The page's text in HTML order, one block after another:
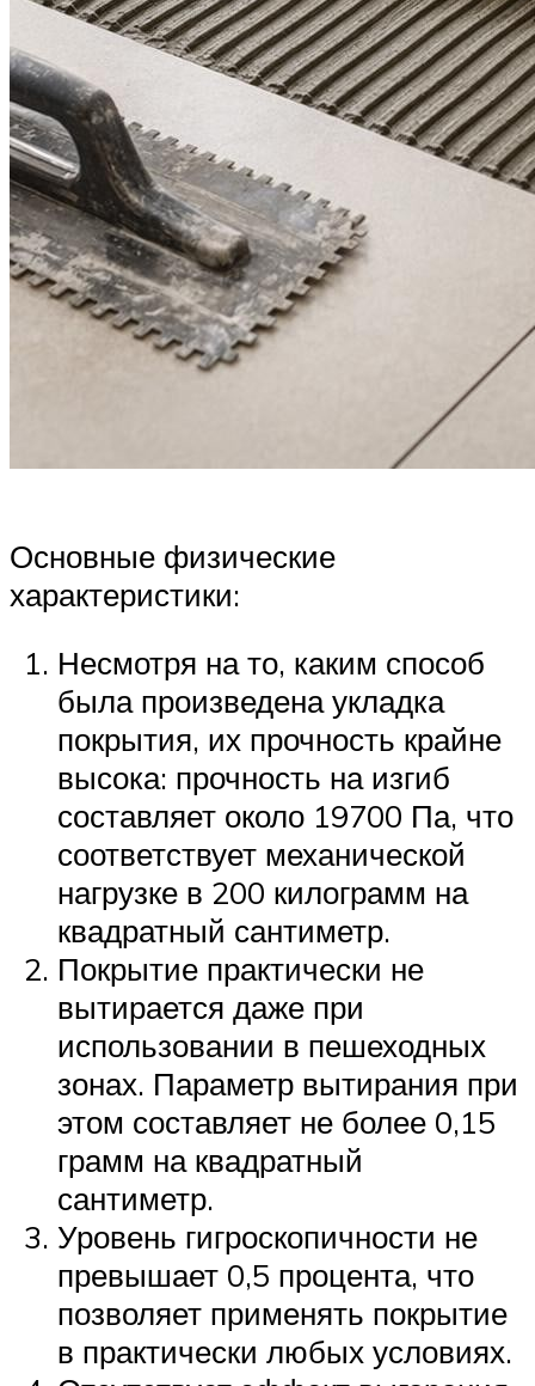
Основные физические
характеристики:
Несмотря на то, каким способ
была произведена укладка
покрытия, их прочность крайне
высока: прочность на изгиб
составляет около 19700 Па, что
соответствует механической
нагрузке в 200 килограмм на
квадратный сантиметр.
Покрытие практически не
вытирается даже при
использовании в пешеходных
зонах. Параметр вытирания при
этом составляет не более 0,15
грамм на квадратный
сантиметр.
Уровень гигроскопичности не
превышает 0,5 процента, что
позволяет применять покрытие
в практически любых условиях.